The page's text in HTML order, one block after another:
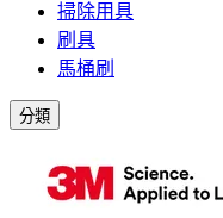
掃除用具
刷具
馬桶刷
分類